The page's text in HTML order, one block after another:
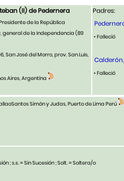
(II) de Pedernera
de la República
general de la independencia (89
San José del Morro, prov. San Luis,
Aires, Argentina
Padres:
• Falleció
• Falleció
Simón y Judas, Puerto de Lima Perú
; s.s. = Sin Sucesión ; Solt. = Soltera/o